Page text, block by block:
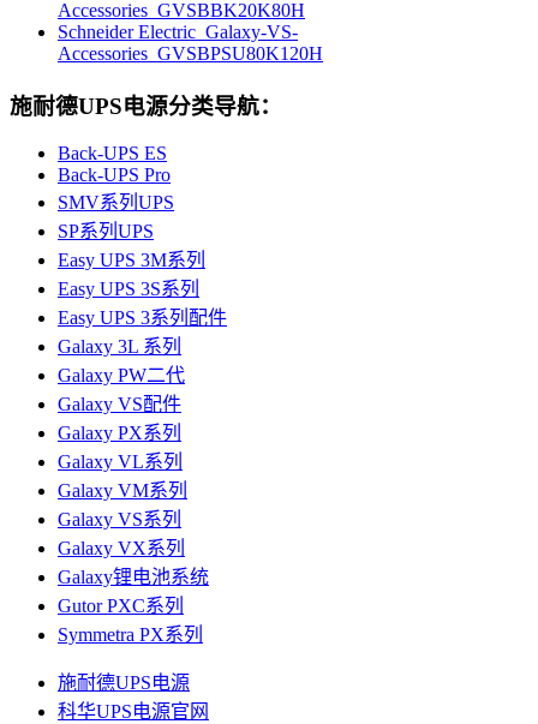
Accessories_GVSBBK20K80H
Schneider Electric_Galaxy-VS-
Accessories_GVSBPSU80K120H
施耐德UPS电源分类导航：
Back-UPS ES
Back-UPS Pro
SMV系列UPS
SP系列UPS
Easy UPS 3M系列
Easy UPS 3S系列
Easy UPS 3系列配件
Galaxy 3L 系列
Galaxy PW二代
Galaxy VS配件
Galaxy PX系列
Galaxy VL系列
Galaxy VM系列
Galaxy VS系列
Galaxy VX系列
Galaxy锂电池系统
Gutor PXC系列
Symmetra PX系列
施耐德UPS电源
科华UPS电源官网